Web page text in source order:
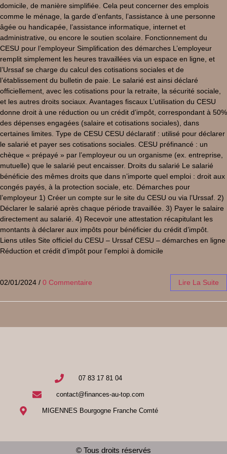
domicile, de manière simplifiée. Cela peut concerner des emplois
comme le ménage, la garde d’enfants, l’assistance à une personne
âgée ou handicapée, l’assistance informatique, internet et
administrative, ou encore le soutien scolaire. Fonctionnement du
CESU pour l’employeur Simplification des démarches L’employeur
remplit simplement les heures travaillées via un espace en ligne, et
l’Urssaf se charge du calcul des cotisations sociales et de
l’établissement du bulletin de paie. Le salarié est ainsi déclaré
officiellement, avec les cotisations pour la retraite, la sécurité sociale,
et les autres droits sociaux. Avantages fiscaux L’utilisation du CESU
donne droit à une réduction ou un crédit d’impôt, correspondant à 50%
des dépenses engagées (salaire et cotisations sociales), dans
certaines limites. Type de CESU CESU déclaratif : utilisé pour déclarer
le salarié et payer ses cotisations sociales. CESU préfinancé : un
chèque « prépayé » par l’employeur ou un organisme (ex. entreprise,
mutuelle) que le salarié peut encaisser. Droits du salarié Le salarié
bénéficie des mêmes droits que dans n’importe quel emploi : droit aux
congés payés, à la protection sociale, etc. Démarches pour
l’employeur 1) Créer un compte sur le site du CESU ou via l’Urssaf. 2)
Déclarer le salarié après chaque période travaillée. 3) Payer le salaire
directement au salarié. 4) Recevoir une attestation récapitulant les
montants à déclarer aux impôts pour bénéficier du crédit d’impôt.
Liens utiles Site officiel du CESU – Urssaf CESU – démarches en ligne
Réduction et crédit d’impôt pour l’emploi à domicile
02/01/2024 / 0 Commentaire Lire La Suite
07 83 17 81 04
contact@finances-au-top.com
MIGENNES Bourgogne Franche Comté
© Tous droits réservés